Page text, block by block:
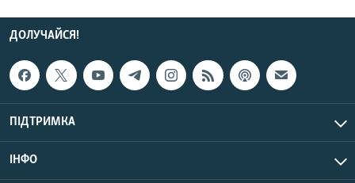
ДОЛУЧАЙСЯ!
ПІДТРИМКА
ІНФО